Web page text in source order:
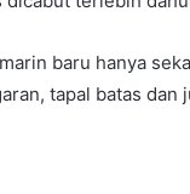
baru hanya
tapal batas dan